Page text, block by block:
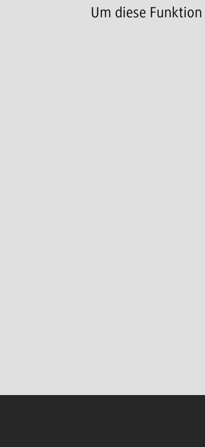
Um diese